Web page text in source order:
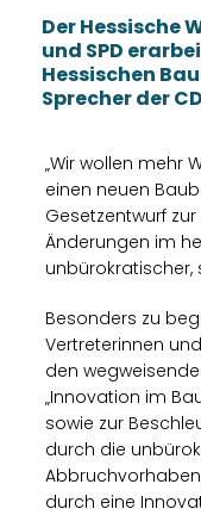
Der Hessische
und SPD
Hessischen
Sprecher der
Wir wollen mehr
einen neuen
Gesetzentwurf
Änderungen im
Besonders zu
Vertreterinnen
den
Innovation im
sowie zur
durch die
durch eine